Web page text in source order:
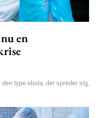
en
type ebola, der spreder sig,